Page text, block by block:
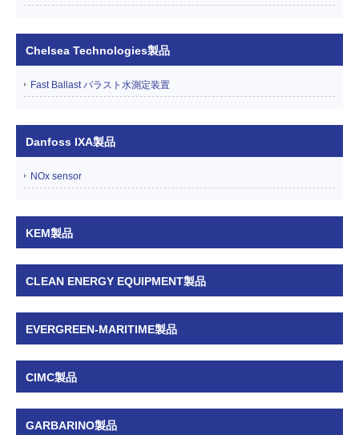
Chelsea Technologies製品
Fast Ballast バラスト水測定装置
Danfoss IXA製品
NOx sensor
KEM製品
CLEAN ENERGY EQUIPMENT製品
EVERGREEN-MARITIME製品
CIMC製品
GARBARINO製品